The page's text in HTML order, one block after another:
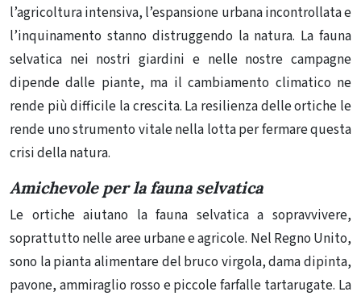
l’agricoltura intensiva, l’espansione urbana incontrollata e
l’inquinamento stanno distruggendo la natura. La fauna
selvatica nei nostri giardini e nelle nostre campagne
dipende dalle piante, ma il cambiamento climatico ne
rende piùdifficile la crescita. La resilienza delle ortiche le
rende uno strumento vitale nella lotta per fermare questa
crisi della natura.
Amichevole per la fauna selvatica
Le ortiche aiutano la fauna selvatica a sopravvivere,
soprattutto nelle aree urbane e agricole. Nel Regno Unito,
sono lapianta alimentare del bruco virgola, dama dipinta,
pavone, ammiraglio rosso e piccole farfalle tartarugate. La